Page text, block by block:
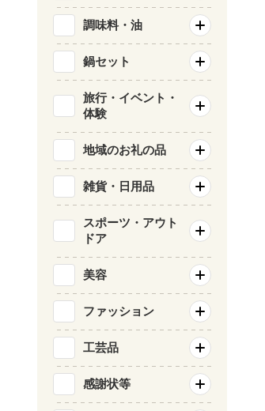
調味料・油
鍋セット
旅行・イベント・
体験
地域のお礼の品
雑貨・日用品
スポーツ・アウト
ドア
美容
ファッション
工芸品
感謝状等